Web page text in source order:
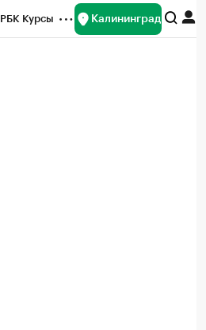
РБК Курсы Калининград